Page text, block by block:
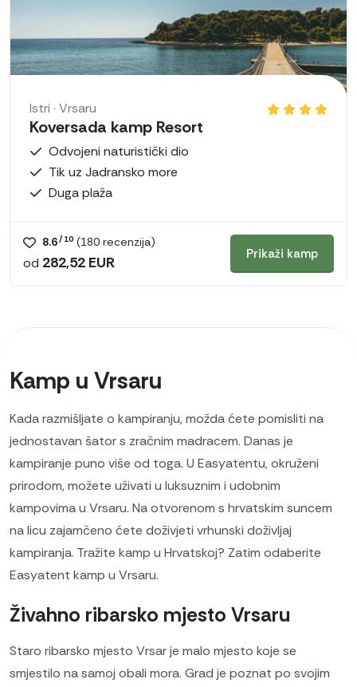
Istri · Vrsaru
Koversada kamp Resort
Odvojeni naturistički dio
Tik uz Jadransko more
Duga plaža
8.6/ 10 (180 recenzija)
od 282,52 EUR Prikaži kamp
Kamp u Vrsaru
Kada razmišljate o kampiranju, možda ćete pomisliti na
jednostavan šator s zračnim madracem. Danas je
kampiranje puno više od toga. U Easyatentu, okruženi
prirodom, možete uživati ​​u luksuznim i udobnim
kampovima u Vrsaru. Na otvorenom s hrvatskim suncem
na licu zajamčeno ćete doživjeti vrhunski doživljaj
kampiranja. Tražite kamp u Hrvatskoj? Zatim odaberite
Easyatent kamp u Vrsaru.
Živahno ribarsko mjesto Vrsaru
Staro ribarsko mjesto Vrsar je malo mjesto koje se
smjestilo na samoj obali mora. Grad je poznat po svojim